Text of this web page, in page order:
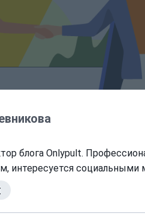
блога Onlypult.
интересуется социальными